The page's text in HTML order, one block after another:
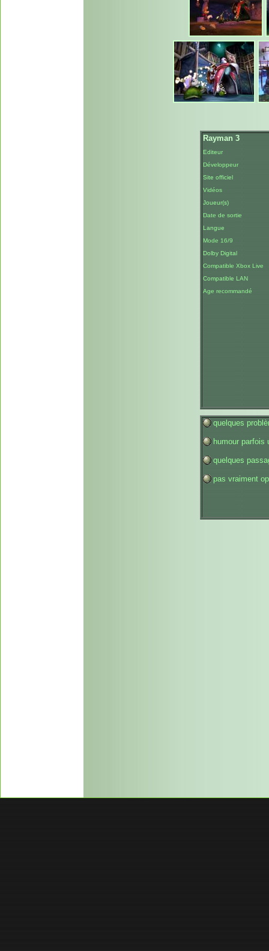
Rayman 3
Editeur
Développeur
Site officiel
Vidéos
Joueur(s)
Date de sortie
Langue
Mode 16/9
Dolby Digital
Compatible Xbox Live
Compatible LAN
Age recommandé
quelques
humour parfois
quelques
pas vraiment